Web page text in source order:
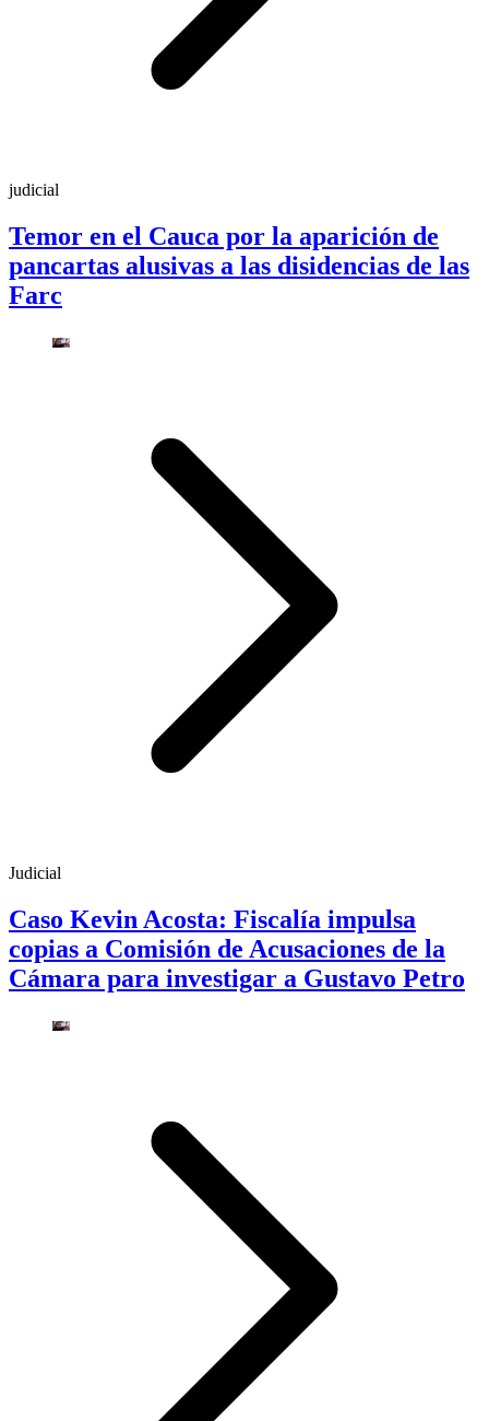
judicial
Temor en el Cauca por la aparición de
pancartas alusivas a las disidencias de las
Farc
Judicial
Caso Kevin Acosta: Fiscalía impulsa
copias a Comisión de Acusaciones de la
Cámara para investigar a Gustavo Petro